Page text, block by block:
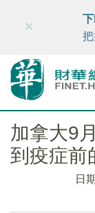
財華智庫
×
加拿大9
到疫症前
日